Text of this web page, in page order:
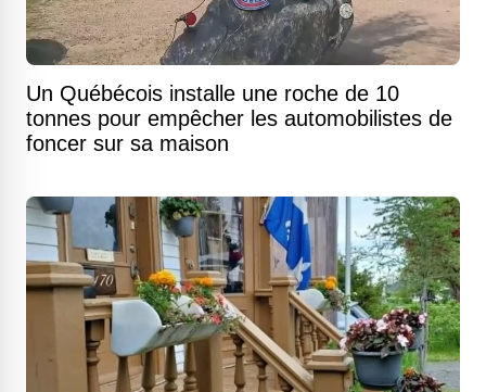
Un Québécois installe une roche de 10
tonnes pour empêcher les automobilistes de
foncer sur sa maison